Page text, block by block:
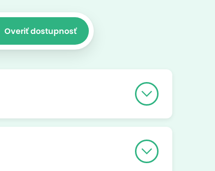
Overiť dostupnosť